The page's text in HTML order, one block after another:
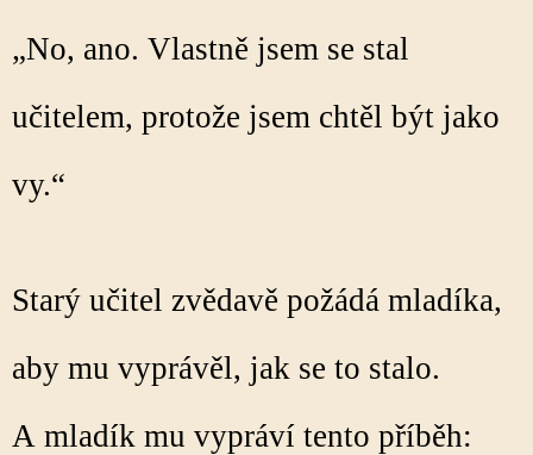
„No, ano. Vlastně jsem se stal
učitelem, protože jsem chtěl být jako
vy.“
Starý učitel zvědavě požádá mladíka,
aby mu vyprávěl, jak se to stalo.
A mladík mu vypráví tento příběh: